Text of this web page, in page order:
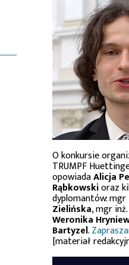
O konkursie
TRUMPF
opowiadaAlicja
Rąbkowskioraz
dyplomantów:
Zielińska, mgr inż.
Weronika
Bartyzel.
[materiał